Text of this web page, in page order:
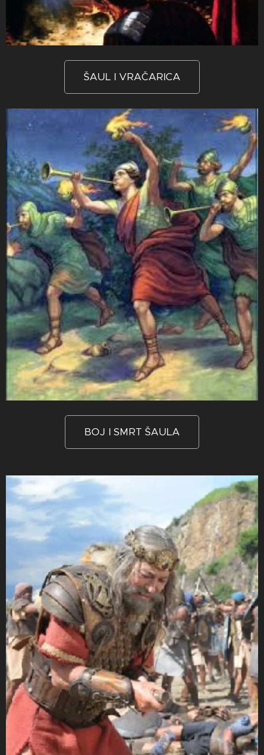
ŠAUL I VRAČARICA
BOJ I SMRT ŠAULA